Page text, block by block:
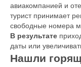
авиакомпанией и
турист принимает
свободные номера
В результате
даты или
Нашли